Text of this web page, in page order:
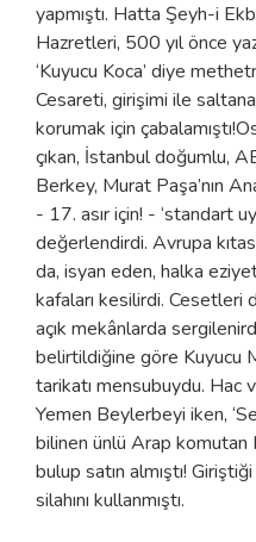
yapmıştı. Hatta Şeyh-i
Hazretleri, 500 yıl önce
‘Kuyucu Koca’ diye
Cesareti, girişimi ile
korumak için
çıkan, İstanbul doğumlu,
Berkey, Murat Paşa’nın
- 17. asır için! - ‘standart
değerlendirdi. Avrupa
da, isyan eden, halka
kafaları kesilirdi. Cesetleri
açık mekânlarda
belirtildiğine göre Kuyucu
tarikatı mensubuydu. Hac
Yemen Beylerbeyi iken,
bilinen ünlü Arap komutan
bulup satın almıştı!
silahını kullanmıştı.